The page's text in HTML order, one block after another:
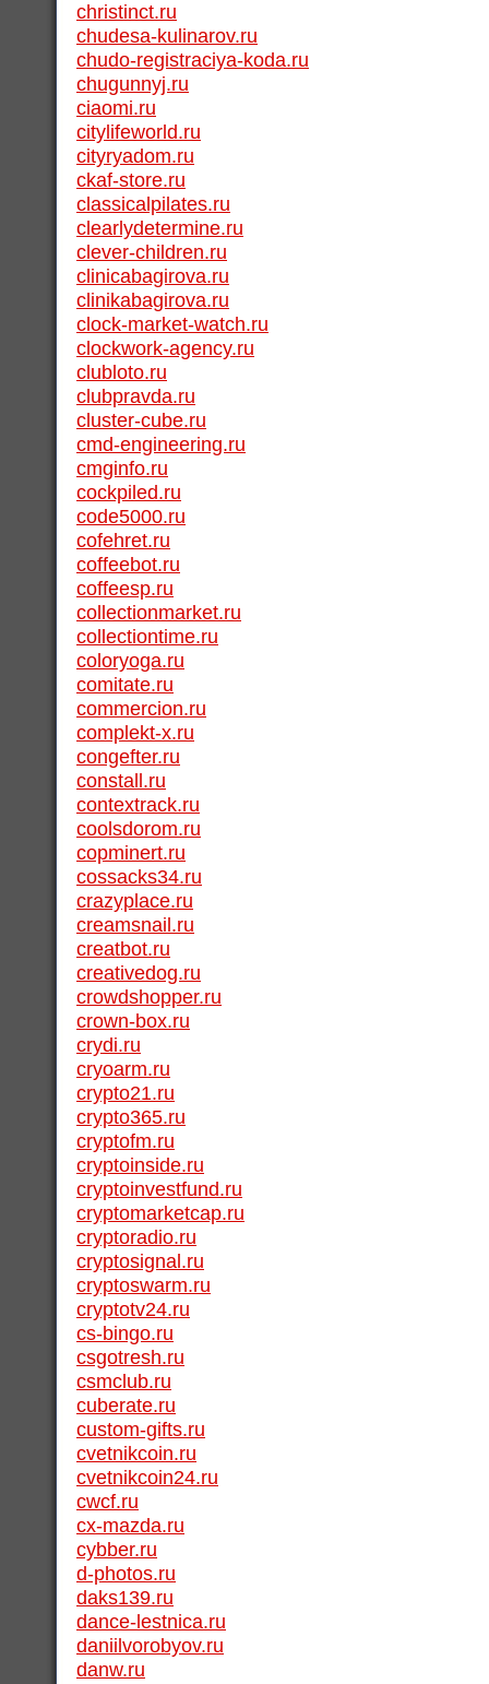
christinct.ru
chudesa-kulinarov.ru
chudo-registraciya-koda.ru
chugunnyj.ru
ciaomi.ru
citylifeworld.ru
cityryadom.ru
ckaf-store.ru
classicalpilates.ru
clearlydetermine.ru
clever-children.ru
clinicabagirova.ru
clinikabagirova.ru
clock-market-watch.ru
clockwork-agency.ru
clubloto.ru
clubpravda.ru
cluster-cube.ru
cmd-engineering.ru
cmginfo.ru
cockpiled.ru
code5000.ru
cofehret.ru
coffeebot.ru
coffeesp.ru
collectionmarket.ru
collectiontime.ru
coloryoga.ru
comitate.ru
commercion.ru
complekt-x.ru
congefter.ru
constall.ru
contextrack.ru
coolsdorom.ru
copminert.ru
cossacks34.ru
crazyplace.ru
creamsnail.ru
creatbot.ru
creativedog.ru
crowdshopper.ru
crown-box.ru
crydi.ru
cryoarm.ru
crypto21.ru
crypto365.ru
cryptofm.ru
cryptoinside.ru
cryptoinvestfund.ru
cryptomarketcap.ru
cryptoradio.ru
cryptosignal.ru
cryptoswarm.ru
cryptotv24.ru
cs-bingo.ru
csgotresh.ru
csmclub.ru
cuberate.ru
custom-gifts.ru
cvetnikcoin.ru
cvetnikcoin24.ru
cwcf.ru
cx-mazda.ru
cybber.ru
d-photos.ru
daks139.ru
dance-lestnica.ru
daniilvorobyov.ru
danw.ru